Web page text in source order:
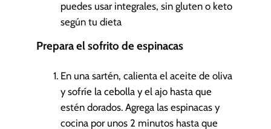
puedes usar integrales, sin gluten o keto
según tu dieta
Prepara el sofrito de espinacas
En una sartén, calienta el aceite de oliva
y sofríe la cebolla y el ajo hasta que
estén dorados. Agrega las espinacas y
cocina por unos 2 minutos hasta que